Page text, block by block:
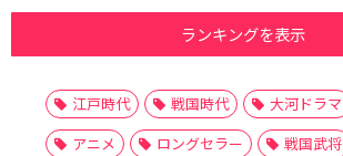
ランキングを表示
江戸時代 戦国時代 大河ドラマ
アニメ
ロングセラー 戦国武将